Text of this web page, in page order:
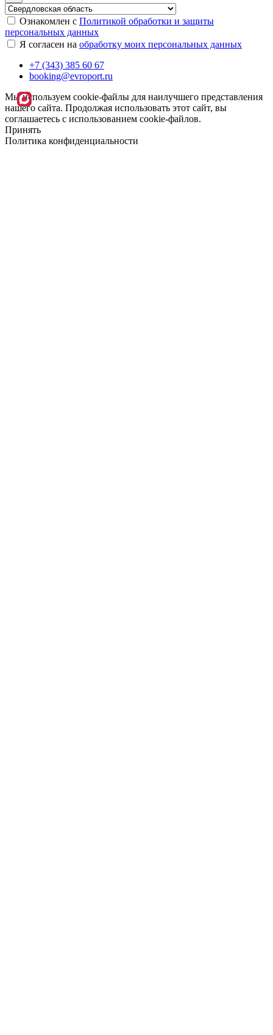
Ознакомлен с Политикой обработки и защиты
персональных данных
Я согласен на обработку моих персональных данных
+7 (343) 385 60 67
booking@evroport.ru
Мы используем cookie-файлы для наилучшего представления
нашего сайта. Продолжая использовать этот сайт, вы
соглашаетесь с использованием cookie-файлов.
Принять
Политика конфиденциальности